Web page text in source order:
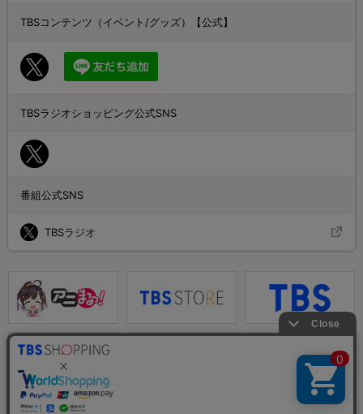
TBSコンテンツ（イベント/グッズ）【公式】
TBSラジオショッピング公式SNS
番組公式SNS
TBSラジオ